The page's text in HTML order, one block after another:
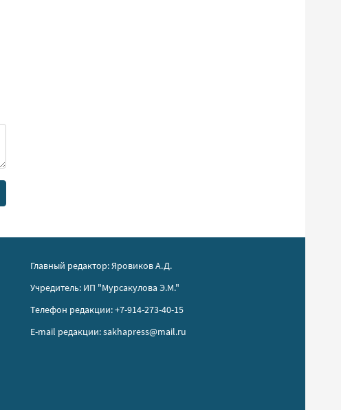
Главный редактор: Яровиков А.Д.
Учредитель: ИП "Мурсакулова Э.М."
Телефон редакции: +7-914-273-40-15
E-mail редакции: sakhapress@mail.ru